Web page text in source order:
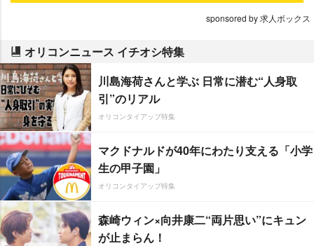
sponsored by 求人ボックス
オリコンニュース イチオシ特集
川島海荷さんと学ぶ 日常に潜む“人身取
引”のリアル
オリコンタイアップ特集
マクドナルドが40年にわたり支える「小学
生の甲子園」
オリコンタイアップ特集
森崎ウィン×向井康二“両片思い”にキュン
が止まらん！